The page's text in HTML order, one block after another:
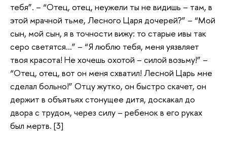
тебя”. – “Отец, отец, неужели ты не видишь – там, в
этой мрачной тьме, Лесного Царя дочерей?” – “Мой
сын, мой сын, я в точности вижу: то старые ивы так
серо светятся…” – “Я люблю тебя, меня уязвляет
твоя красота! Не хочешь охотой – силой возьму!” –
“Отец, отец, вот он меня схватил! Лесной Царь мне
сделал больно!” Отцу жутко, он быстро скачет, он
держит в объятьях стонущее дитя, доскакал до
двора с трудом, через силу – ребенок в его руках
был мертв. [3]